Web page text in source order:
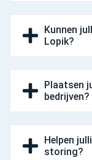
Kunnen
Lopik?
Plaatsen
bedrijven?
Helpen
storing?